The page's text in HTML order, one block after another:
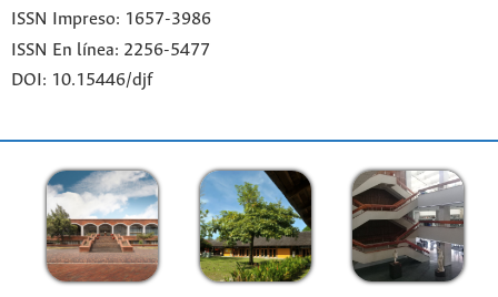
ISSN Impreso: 1657-3986
ISSN En línea: 2256-5477
DOI: 10.15446/djf